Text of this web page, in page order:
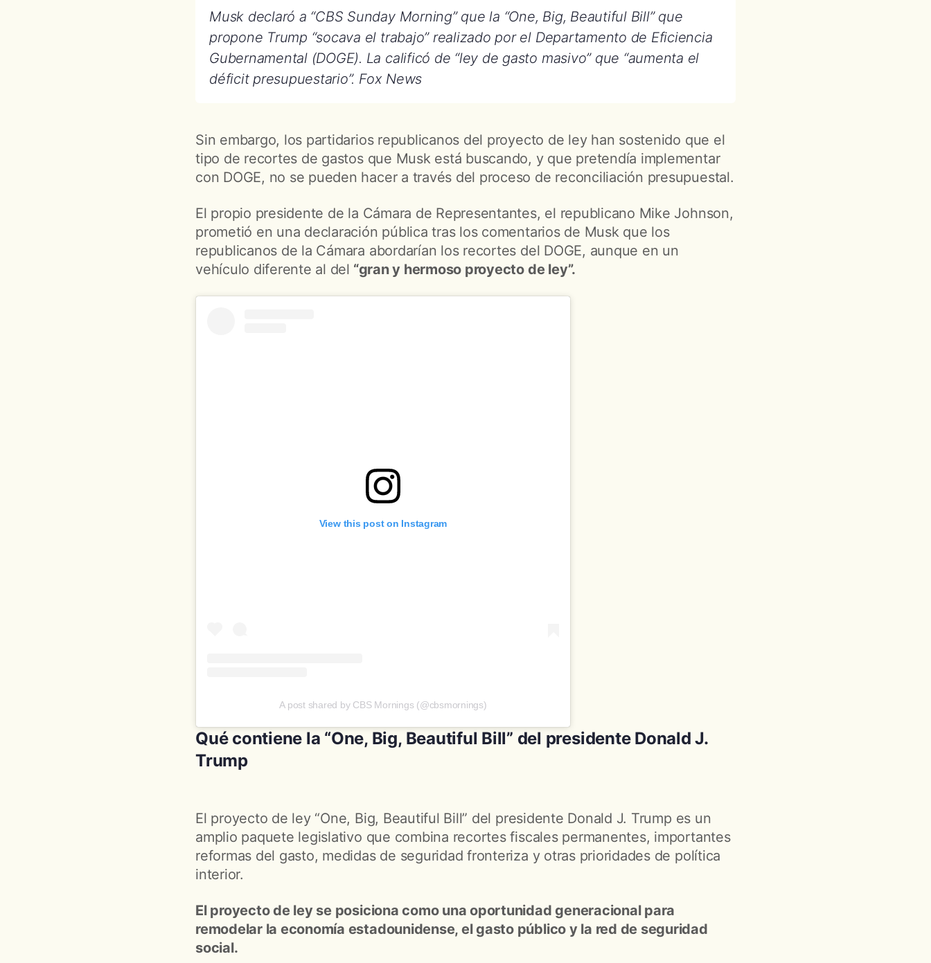
Musk declaró a “CBS Sunday Morning” que la “One, Big, Beautiful Bill” que
propone Trump “socava el trabajo” realizado por el Departamento de Eficiencia
Gubernamental (DOGE). La calificó de “ley de gasto masivo” que “aumenta el
déficit presupuestario”. Fox News
Sin embargo, los partidarios republicanos del proyecto de ley han sostenido que el
tipo de recortes de gastos que Musk está buscando, y que pretendía implementar
con DOGE, no se pueden hacer a través del proceso de reconciliación presupuestal.
El propio presidente de la Cámara de Representantes, el republicano Mike Johnson,
prometió en una declaración pública tras los comentarios de Musk que los
republicanos de la Cámara abordarían los recortes del DOGE, aunque en un
vehículo diferente al del “gran y hermoso proyecto de ley”.
View this post on Instagram
A post shared by CBS Mornings (@cbsmornings)
Qué contiene la “One, Big, Beautiful Bill” del presidente Donald J.
Trump
El proyecto de ley “One, Big, Beautiful Bill” del presidente Donald J. Trump es un
amplio paquete legislativo que combina recortes fiscales permanentes, importantes
reformas del gasto, medidas de seguridad fronteriza y otras prioridades de política
interior.
El proyecto de ley se posiciona como una oportunidad generacional para
remodelar la economía estadounidense, el gasto público y la red de seguridad
social.